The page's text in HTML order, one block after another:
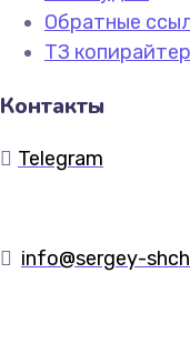
Обратные
ТЗ
Контакты
Telegram
info@sergey-